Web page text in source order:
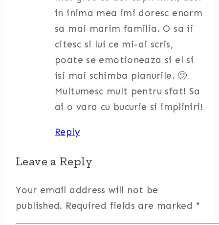
in inima mea imi doresc enorm
sa mai marim familia. O sa ii
citesc si lui ce mi-ai scris,
poate se emotioneaza si el si
isi mai schimba planurile. 🙂
Multumesc mult pentru sfat! Sa
ai o vara cu bucurie si impliniri!
Reply
Leave a Reply
Your email address will not be
published. Required fields are marked *